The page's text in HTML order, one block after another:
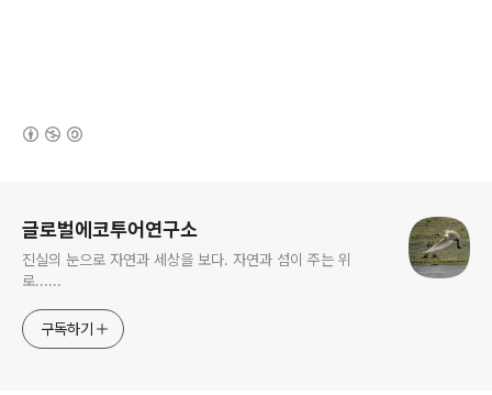
글로벌에코투어연구소
진실의 눈으로 자연과 세상을 보다. 자연과 섬이 주는 위
로......
구독하기